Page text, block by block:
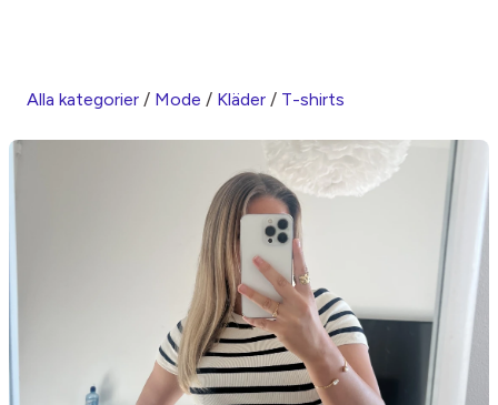
Alla kategorier / Mode / Kläder / T-shirts